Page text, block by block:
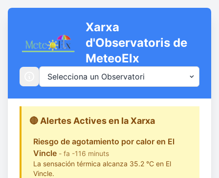
Xarxa
d'Observatoris de
MeteoElx
🔴 Alertes Actives en la Xarxa
Riesgo de agotamiento por calor en El
Vincle - fa -116 minuts
La sensación térmica alcanza 35.2 °C en El
Vincle.